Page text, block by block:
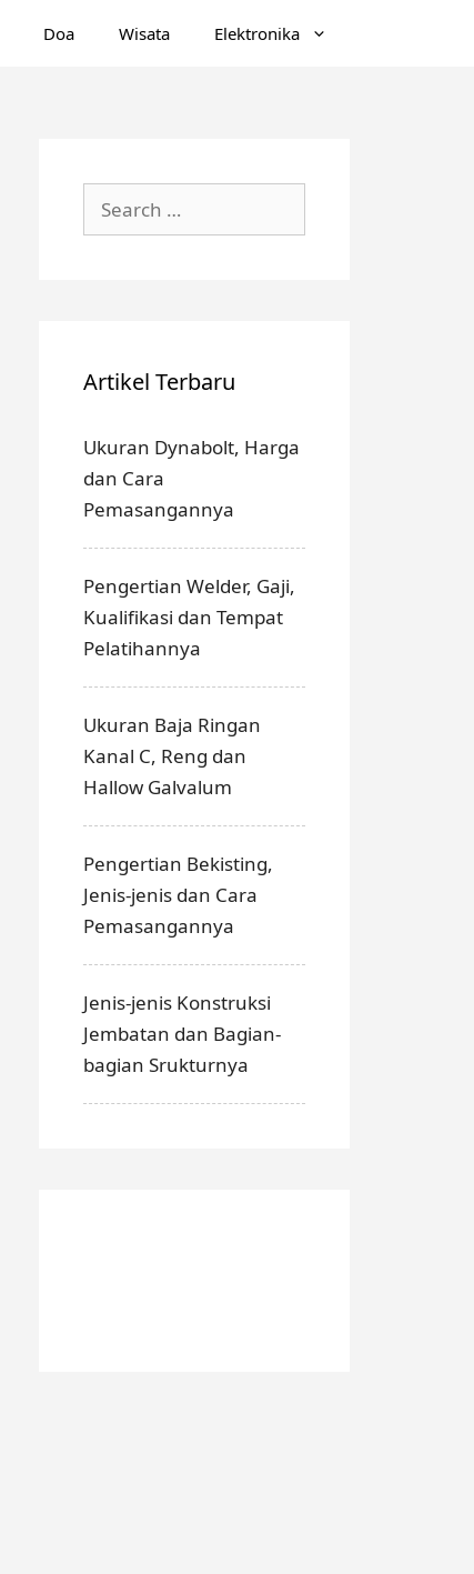
Doa Wisata Elektronika
Search
for:
Artikel Terbaru
Ukuran Dynabolt, Harga
dan Cara
Pemasangannya
Pengertian Welder, Gaji,
Kualifikasi dan Tempat
Pelatihannya
Ukuran Baja Ringan
Kanal C, Reng dan
Hallow Galvalum
Pengertian Bekisting,
Jenis-jenis dan Cara
Pemasangannya
Jenis-jenis Konstruksi
Jembatan dan Bagian-
bagian Srukturnya